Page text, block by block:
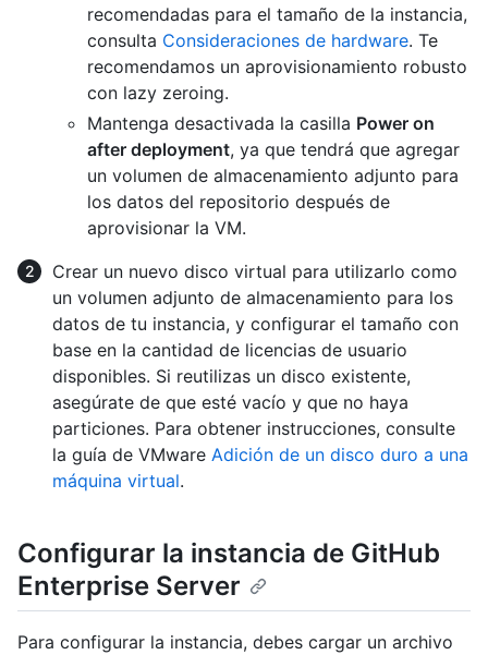
recomendadas para el tamaño de la instancia,
consulta Consideraciones de hardware. Te
recomendamos un aprovisionamiento robusto
con lazy zeroing.
Mantenga desactivada la casilla Power on
after deployment, ya que tendrá que agregar
un volumen de almacenamiento adjunto para
los datos del repositorio después de
aprovisionar la VM.
Crear un nuevo disco virtual para utilizarlo como
un volumen adjunto de almacenamiento para los
datos de tu instancia, y configurar el tamaño con
base en la cantidad de licencias de usuario
disponibles. Si reutilizas un disco existente,
asegúrate de que esté vacío y que no haya
particiones. Para obtener instrucciones, consulte
la guía de VMware Adición de un disco duro a una
máquina virtual.
Configurar la instancia de GitHub
Enterprise Server
Para configurar la instancia, debes cargar un archivo